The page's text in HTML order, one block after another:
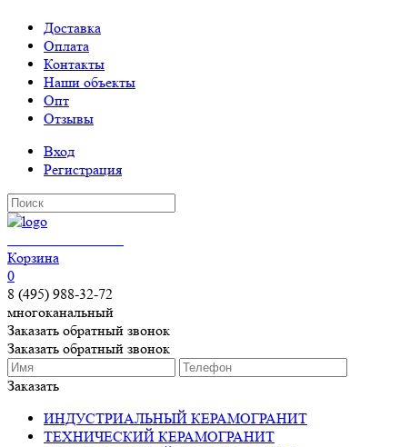
Доставка
Оплата
Контакты
Наши объекты
Опт
Отзывы
Вход
Регистрация
Корзина
0
8 (495) 988-32-72
многоканальный
Заказать обратный звонок
Заказать обратный звонок
Заказать
ИНДУСТРИАЛЬНЫЙ КЕРАМОГРАНИТ
ТЕХНИЧЕСКИЙ КЕРАМОГРАНИТ